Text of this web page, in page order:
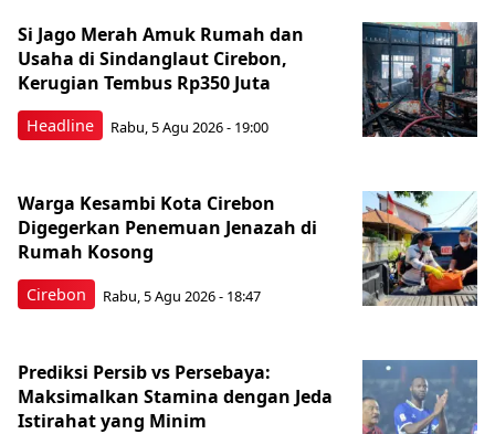
Headline
Si Jago Merah Amuk Rumah dan
Usaha di Sindanglaut Cirebon,
Kerugian Tembus Rp350 Juta
Rabu, 5 Agu 2026 - 19:00
Cirebon
Warga Kesambi Kota Cirebon
Digegerkan Penemuan Jenazah di
Rumah Kosong
Rabu, 5 Agu 2026 - 18:47
Prediksi Persib vs Persebaya:
Maksimalkan Stamina dengan Jeda
Istirahat yang Minim